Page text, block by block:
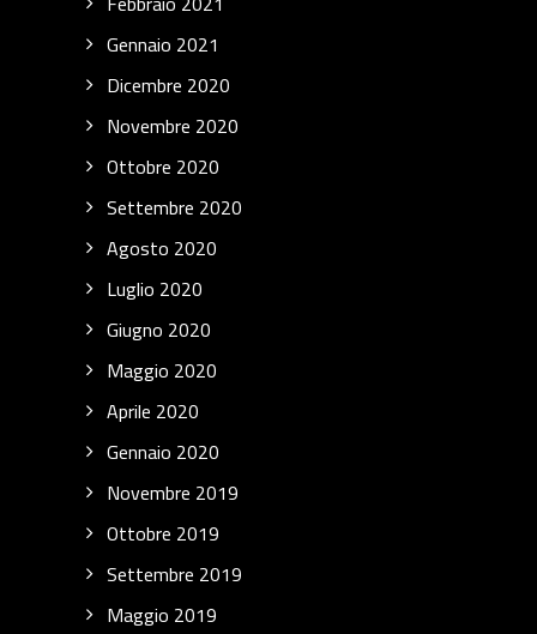
Gennaio 2021
Dicembre 2020
Novembre 2020
Ottobre 2020
Settembre 2020
Agosto 2020
Luglio 2020
Giugno 2020
Maggio 2020
Aprile 2020
Gennaio 2020
Novembre 2019
Ottobre 2019
Settembre 2019
Maggio 2019